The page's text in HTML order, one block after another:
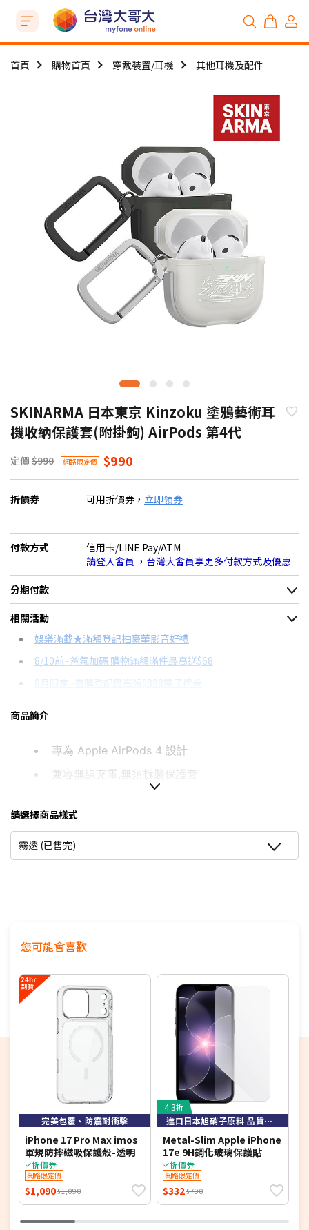
首頁 購物首頁 穿戴裝置/耳機 其他耳機及配件
SKINARMA 日本東京 Kinzoku 塗鴉藝術耳
機收納保護套(附掛鉤) AirPods 第4代
定價 $990 網路限定價 $990
折價券 可用折價券， 立即領券
付款方式
信用卡/LINE Pay/ATM
請登入會員 ，台灣大會員享更多付款方式及優惠
分期付款
＊實際可分期數、適用利率，請以購物車顯示為主
信用卡分期
分期數
12期
24期
每期金額
$88
$45
配合銀行/業者
相關活動
娛樂滿載★滿額登記抽豪華影音好禮
8/10前~爸氣加碼 購物滿額滿件最高送$68
8月限定~首購登記最高領$888電子禮券
台灣大哥大Open Possible聯名卡滿額最高回饋25%
更多信用卡分期0利率滿額享回饋
商品簡介
專為 Apple AirPods 4 設計
兼容無線充電,無須拆裝保護套
附高級登山扣方便掛置
精確孔位,方便辨識充電指示燈號
保護套形式：上下分開
請選擇商品樣式
霧透 (已售完)
您可能會喜歡
完美包覆、防震耐衝擊
iPhone 17 Pro Max imos
軍規防摔磁吸保護殼-透明
折價券
網路限定價
$1,090$1,090
4.3折
進口日本旭硝子原料 品質保證
Metal-Slim Apple iPhone
17e 9H鋼化玻璃保護貼
折價券
網路限定價
$332$790